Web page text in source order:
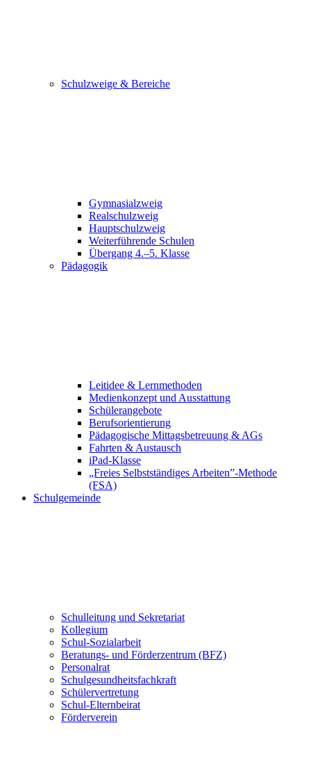
Schulzweige & Bereiche
Gymnasialzweig
Realschulzweig
Hauptschulzweig
Weiterführende Schulen
Übergang 4.–5. Klasse
Pädagogik
Leitidee & Lernmethoden
Medienkonzept und Ausstattung
Schülerangebote
Berufsorientierung
Pädagogische Mittagsbetreuung & AGs
Fahrten & Austausch
iPad-Klasse
„Freies Selbstständiges Arbeiten”-Methode
(FSA)
Schulgemeinde
Schulleitung und Sekretariat
Kollegium
Schul-Sozialarbeit
Beratungs- und Förderzentrum (BFZ)
Personalrat
Schulgesundheitsfachkraft
Schülervertretung
Schul-Elternbeirat
Förderverein